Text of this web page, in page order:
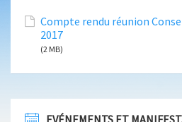
Compte rendu réunion
2017
(2 MB)